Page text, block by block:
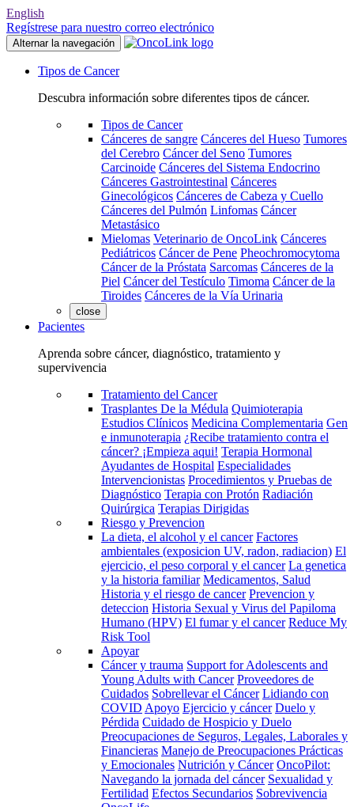
English
Regístrese para nuestro correo electrónico
Alternar la navegación
Tipos de Cancer
Descubra información sobre diferentes tipos de cáncer.
Tipos de Cancer
Cánceres de sangre Cánceres del Hueso Tumores
del Cerebro Cáncer del Seno Tumores
Carcinoide Cánceres del Sistema Endocrino
Cánceres Gastrointestinal Cánceres
Ginecológicos Cánceres de Cabeza y Cuello
Cánceres del Pulmón Linfomas Cáncer
Metastásico
Mielomas Veterinario de OncoLink Cánceres
Pediátricos Cáncer de Pene Pheochromocytoma
Cáncer de la Próstata Sarcomas Cánceres de la
Piel Cáncer del Testículo Timoma Cáncer de la
Tiroides Cánceres de la Vía Urinaria
close
Pacientes
Aprenda sobre cáncer, diagnóstico, tratamiento y
supervivencia
Tratamiento del Cancer
Trasplantes De la Médula Quimioterapia
Estudios Clínicos Medicina Complementaria Gen
e inmunoterapia ¿Recibe tratamiento contra el
cáncer? ¡Empieza aqui! Terapia Hormonal
Ayudantes de Hospital Especialidades
Intervencionistas Procedimientos y Pruebas de
Diagnóstico Terapia con Protón Radiación
Quirúrgica Terapias Dirigidas
Riesgo y Prevencion
La dieta, el alcohol y el cancer Factores
ambientales (exposicion UV, radon, radiacion) El
ejercicio, el peso corporal y el cancer La genetica
y la historia familiar Medicamentos, Salud
Historia y el riesgo de cancer Prevencion y
deteccion Historia Sexual y Virus del Papiloma
Humano (HPV) El fumar y el cancer Reduce My
Risk Tool
Apoyar
Cáncer y trauma Support for Adolescents and
Young Adults with Cancer Proveedores de
Cuidados Sobrellevar el Cáncer Lidiando con
COVID Apoyo Ejercicio y cáncer Duelo y
Pérdida Cuidado de Hospicio y Duelo
Preocupaciones de Seguros, Legales, Laborales y
Financieras Manejo de Preocupaciones Prácticas
y Emocionales Nutrición y Cáncer OncoPilot:
Navegando la jornada del cáncer Sexualidad y
Fertilidad Efectos Secundarios Sobrevivencia